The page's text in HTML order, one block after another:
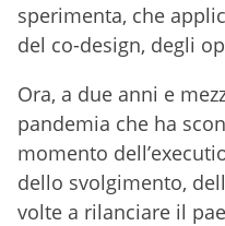
sperimenta, che
del co-design, degli
Ora, a due anni e
pandemia che ha
momento
dello svolgimento,
volte a rilanciare il